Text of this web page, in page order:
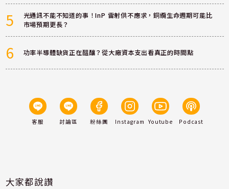
5
光通訊不能不知道的事！InP 雷射供不應求，銅纜生命週期可能比
市場預期更長？
6 功率半導體缺貨正在醞釀？從大廠資本支出看真正的時間點
客服 討論區 粉絲團 Instagram Youtube Podcast
大家都說讚